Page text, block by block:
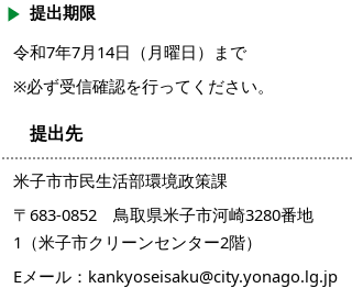
提出期限
令和7年7月14日（月曜日）まで
※必ず受信確認を行ってください。
提出先
米子市市民生活部環境政策課
〒683-0852 鳥取県米子市河崎3280番地
1（米子市クリーンセンター2階）
Eメール：kankyoseisaku@city.yonago.lg.jp